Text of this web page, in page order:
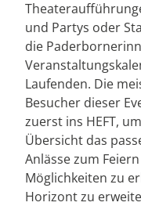
und Partys oder
die
Laufenden. Die
Besucher dieser
zuerst ins HEFT,
Übersicht das
Anlässe zum
Möglichkeiten zu
Horizont zu